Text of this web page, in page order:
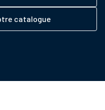
catalogue